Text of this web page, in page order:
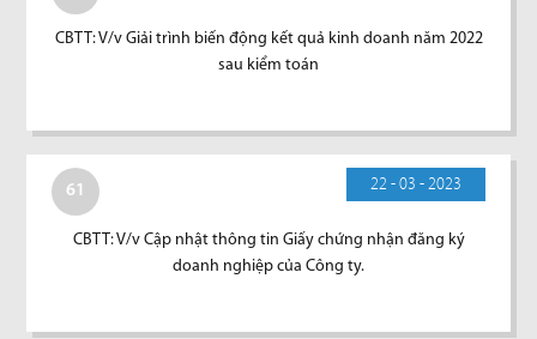
CBTT: V/v Giải trình biến động kết quả kinh doanh năm 2022
sau kiểm toán
61 22 - 03 - 2023
CBTT: V/v Cập nhật thông tin Giấy chứng nhận đăng ký
doanh nghiệp của Công ty.